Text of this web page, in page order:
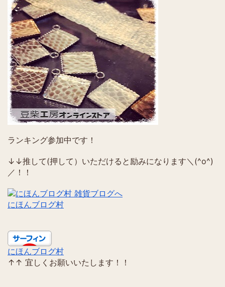
ランキング参加中です！
↓↓推して(押して）いただけると励みになります＼(^o^)
／！！
にほんブログ村
にほんブログ村
↑↑ 宜しくお願いいたします！！